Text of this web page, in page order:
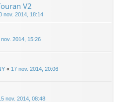
V2
nov. 2014, 18:14
nov. 2014, 15:26
« 17 nov. 2014, 20:06
nov. 2014, 08:48